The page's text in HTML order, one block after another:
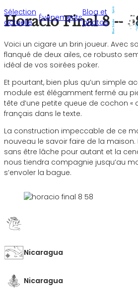
Sélection
actuelle
Événements
Blog et
photos
Horacio Final 8 –
Voici un cigare un brin joueur. Avec
flanqué de deux ailes, ce robusto
idéal de vos soirées poker.
Et pourtant, bien plus qu’un simple
module est élégamment fermé au
tête d’une petite queue de cochon «
français dans le texte.
La construction impeccable de ce
nouveau le savoir faire de la
sans être lâche pour autant et la
nous tiendra compagnie jusqu’au
s’envoler la bague.
Nicaragua
Nicaragua